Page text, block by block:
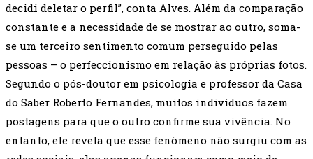
decidi deletar o perfil”, conta Alves. Além da comparação
constante e a necessidade de se mostrar ao outro, soma-
se um terceiro sentimento comum perseguido pelas
pessoas – o perfeccionismo em relação às próprias fotos.
Segundo o pós-doutor em psicologia e professor da Casa
do Saber Roberto Fernandes, muitos indivíduos fazem
postagens para que o outro confirme sua vivência. No
entanto, ele revela que esse fenômeno não surgiu com as